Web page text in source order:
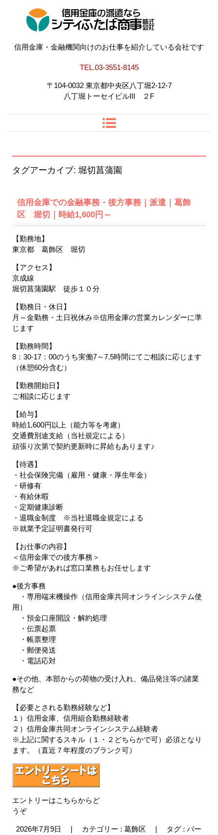
ふたば商事（株）
信用金庫・金融機関向けのお仕事を紹介している会社です
TEL.03-3551-8145
〒104-0032 東京都中央区八丁堀2-12-7
八丁堀トーセイビルIII ２F
タグアーカイブ: 堀切菖蒲園
信用金庫での金融事務・後方事務｜派遣｜葛飾
区 堀切｜時給1,600円～
【勤務地】
東京都 葛飾区 堀切
【アクセス】
京成線
堀切菖蒲園駅 徒歩１０分
【勤務日・休日】
月～金勤務・土日祝休み※信用金庫の営業カレンダーに準
じます
【勤務時間】
8：30-17：00のうち実働7～7.5時間にてご相談に応じます
（休憩60分含む）
【勤務開始日】
ご相談に応じます
【給与】
時給1,600円以上（能力等を考慮）
交通費別途支給（当社規定による）
頑張り次第で契約更新時に昇給もあります♪
【待遇】
・社会保険完備（雇用・健康・厚生年金）
・研修有
・有給休暇
・定期健康診断
・退職金制度 ※当社退職金規定による
※就業予定証明書発行可
【お仕事の内容】
＜信用金庫での後方事務＞
※ご希望があれば窓口業務もお任せします
●後方事務
・専用端末機操作（信用金庫共同オンラインシステム使
用）
・預金口座開設・解約処理
・伝票起票
・帳票整理
・郵便発送
・電話応対
●その他、本部からの荷物の受け入れ、備品発注等の諸業
務など
【必要とされる勤務経験など】
１）信用金庫、信用組合勤務経験者
２）信用金庫共同オンラインシステム経験者
※上記に関するスキル（１・２どちらかで可）必須となり
ます。（直近７年程度のブランク可）
エントリーはこちらからど
うぞ
2026年7月9日 | カテゴリー : 葛飾区 | タグ : パー